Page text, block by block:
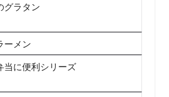
グラタン
ーメン
に便利シリーズ